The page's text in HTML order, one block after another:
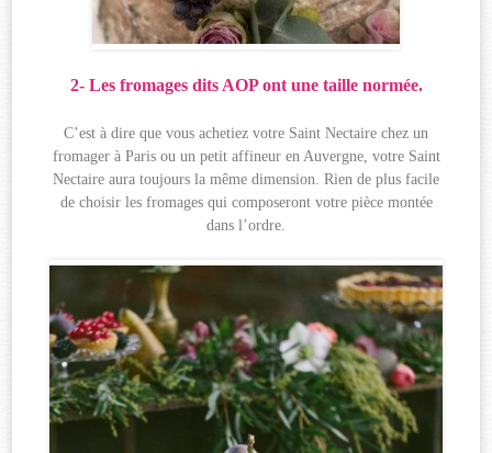
2- Les fromages dits AOP ont une taille normée.
C’est à dire que vous achetiez votre Saint Nectaire chez un
fromager à Paris ou un petit affineur en Auvergne, votre Saint
Nectaire aura toujours la même dimension. Rien de plus facile
de choisir les fromages qui composeront votre pièce montée
dans l’ordre.